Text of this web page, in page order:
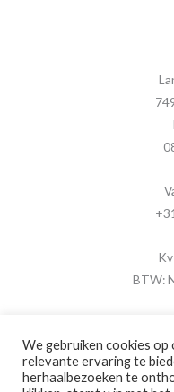
BTW:
We gebruiken cookies op
relevante ervaring te
herhaalbezoeken te